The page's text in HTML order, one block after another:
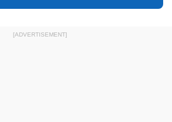
[ADVERTISEMENT]